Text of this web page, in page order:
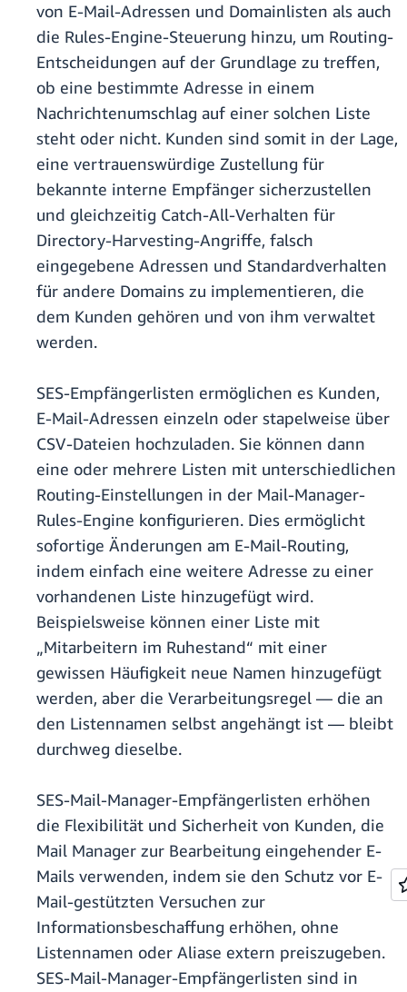
von E-Mail-Adressen und Domainlisten als auch
die Rules-Engine-Steuerung hinzu, um Routing-
Entscheidungen auf der Grundlage zu treffen,
ob eine bestimmte Adresse in einem
Nachrichtenumschlag auf einer solchen Liste
steht oder nicht. Kunden sind somit in der Lage,
eine vertrauenswürdige Zustellung für
bekannte interne Empfänger sicherzustellen
und gleichzeitig Catch-All-Verhalten für
Directory-Harvesting-Angriffe, falsch
eingegebene Adressen und Standardverhalten
für andere Domains zu implementieren, die
dem Kunden gehören und von ihm verwaltet
werden.
SES-Empfängerlisten ermöglichen es Kunden,
E-Mail-Adressen einzeln oder stapelweise über
CSV-Dateien hochzuladen. Sie können dann
eine oder mehrere Listen mit unterschiedlichen
Routing-Einstellungen in der Mail-Manager-
Rules-Engine konfigurieren. Dies ermöglicht
sofortige Änderungen am E-Mail-Routing,
indem einfach eine weitere Adresse zu einer
vorhandenen Liste hinzugefügt wird.
Beispielsweise können einer Liste mit
„Mitarbeitern im Ruhestand“ mit einer
gewissen Häufigkeit neue Namen hinzugefügt
werden, aber die Verarbeitungsregel — die an
den Listennamen selbst angehängt ist — bleibt
durchweg dieselbe.
SES-Mail-Manager-Empfängerlisten erhöhen
die Flexibilität und Sicherheit von Kunden, die
Mail Manager zur Bearbeitung eingehender E-
Mails verwenden, indem sie den Schutz vor E-
Mail-gestützten Versuchen zur
Informationsbeschaffung erhöhen, ohne
Listennamen oder Aliase extern preiszugeben.
SES-Mail-Manager-Empfängerlisten sind in